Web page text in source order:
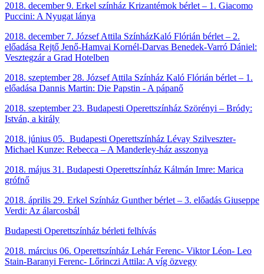
2018. december 9. Erkel színház Krizantémok bérlet – 1. Giacomo
Puccini: A Nyugat lánya
2018. december 7. József Attila SzínházKaló Flórián bérlet – 2.
előadása Rejtő Jenő-Hamvai Kornél-Darvas Benedek-Varró Dániel:
Vesztegzár a Grad Hotelben
2018. szeptember 28. József Attila Színház Kaló Flórián bérlet – 1.
előadása Dannis Martin: Die Papstin - A pápanő
2018. szeptember 23. Budapesti Operettszínház Szörényi – Bródy:
István, a király
2018. június 05. Budapesti Operettszínház Lévay Szilveszter-
Michael Kunze: Rebecca – A Manderley-ház asszonya
2018. május 31. Budapesti Operettszínház Kálmán Imre: Marica
grófnő
2018. április 29. Erkel Színház Gunther bérlet – 3. előadás Giuseppe
Verdi: Az álarcosbál
Budapesti Operettszínház bérleti felhívás
2018. március 06. Operettszínház Lehár Ferenc- Viktor Léon- Leo
Stain-Baranyi Ferenc- Lőrinczi Attila: A víg özvegy